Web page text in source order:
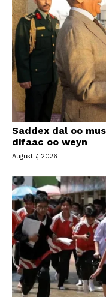
Saddex dal oo
difaac oo weyn
August 7, 2026